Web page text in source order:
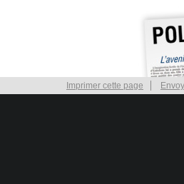
Imprimer cette page